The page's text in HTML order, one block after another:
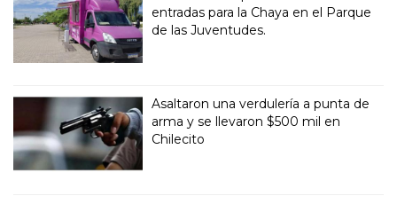
entradas para la Chaya en el Parque
de las Juventudes.
Asaltaron una verdulería a punta de
arma y se llevaron $500 mil en
Chilecito